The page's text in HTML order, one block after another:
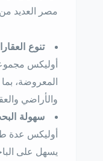
مصر العديد من
تنوع
أوليكس
المعروضة،
والأراضي
سهولة
أوليكس عدة
يسهل على